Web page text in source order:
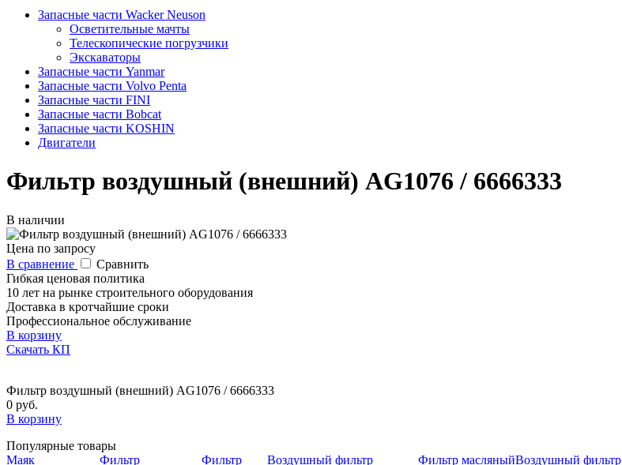
Запасные части Wacker Neuson
Осветительные мачты
Телескопические погрузчики
Экскаваторы
Запасные части Yanmar
Запасные части Volvo Penta
Запасные части FINI
Запасные части Bobcat
Запасные части KOSHIN
Двигатели
Фильтр воздушный (внешний) AG1076 / 6666333
В наличии
Цена по запросу
В сравнение
Сравнить
Гибкая ценовая политика
10 лет на рынке строительного оборудования
Доставка в кротчайшие сроки
Профессиональное обслуживание
В корзину
Скачать КП
Фильтр воздушный (внешний) AG1076 / 6666333
0 руб.
В корзину
Популярные товары
Маяк
Фильтр
Фильтр
Воздушный фильтр
Фильтр масляныйВоздушный фильтр